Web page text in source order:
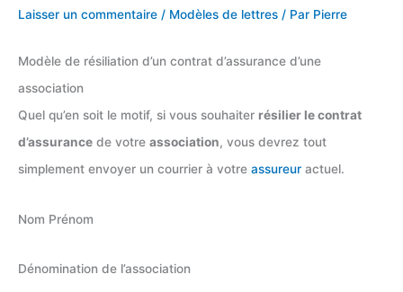
Laisser un commentaire / Modèles de lettres / Par Pierre
Modèle de résiliation d’un contrat d’assurance d’une
association
Quel qu’en soit le motif, si vous souhaiter résilier le contrat
d’assurance de votre association, vous devrez tout
simplement envoyer un courrier à votre assureur actuel.
Nom Prénom
Dénomination de l’association